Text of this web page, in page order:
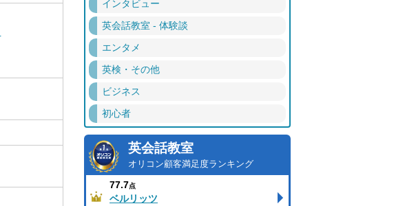
インタビュー
英会話教室 - 体験談
エンタメ
英検・その他
ビジネス
初心者
英会話教室
オリコン顧客満足度ランキング
77.7点
ベルリッツ